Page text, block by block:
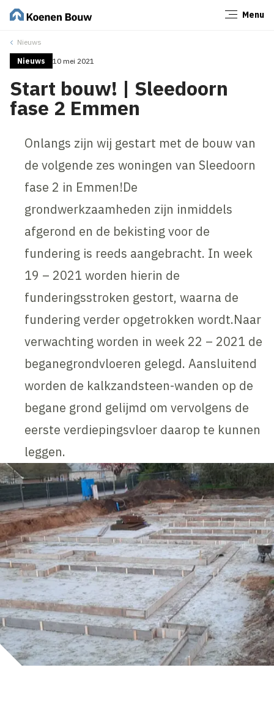
Menu
Nieuws
Nieuws 10 mei 2021
Start bouw! | Sleedoorn
fase 2 Emmen
Onlangs zijn wij gestart met de bouw van
de volgende zes woningen van Sleedoorn
fase 2 in Emmen!De
grondwerkzaamheden zijn inmiddels
afgerond en de bekisting voor de
fundering is reeds aangebracht. In week
19 – 2021 worden hierin de
funderingsstroken gestort, waarna de
fundering verder opgetrokken wordt.Naar
verwachting worden in week 22 – 2021 de
beganegrondvloeren gelegd. Aansluitend
worden de kalkzandsteen-wanden op de
begane grond gelijmd om vervolgens de
eerste verdiepingsvloer daarop te kunnen
leggen.
Sluiten